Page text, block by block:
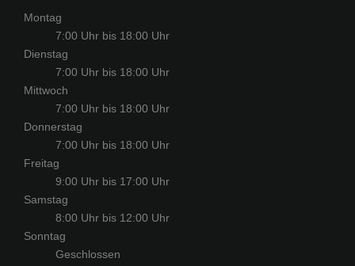
Montag
7:00 Uhr bis 18:00 Uhr
Dienstag
7:00 Uhr bis 18:00 Uhr
Mittwoch
7:00 Uhr bis 18:00 Uhr
Donnerstag
7:00 Uhr bis 18:00 Uhr
Freitag
9:00 Uhr bis 17:00 Uhr
Samstag
8:00 Uhr bis 12:00 Uhr
Sonntag
Geschlossen